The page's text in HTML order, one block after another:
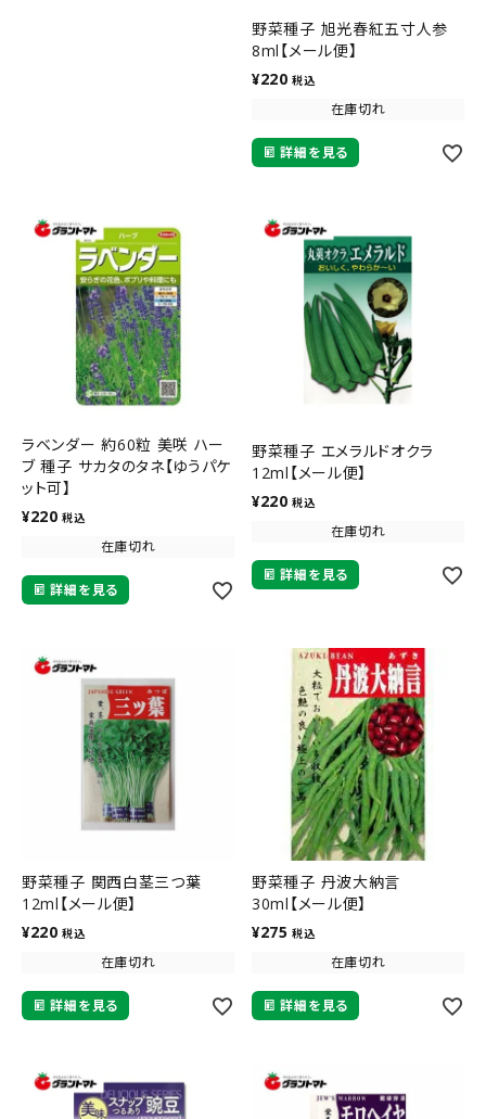
野菜種子 旭光春紅五寸人参
8ml【メール便】
¥220 税込
在庫切れ
詳細を見る
ラベンダー 約60粒 美咲 ハー
ブ 種子 サカタのタネ【ゆうパケ
ット可】
¥220 税込
在庫切れ
詳細を見る
野菜種子 エメラルドオクラ
12ml【メール便】
¥220 税込
在庫切れ
詳細を見る
野菜種子 関西白茎三つ葉
12ml【メール便】
¥220 税込
在庫切れ
詳細を見る
野菜種子 丹波大納言
30ml【メール便】
¥275 税込
在庫切れ
詳細を見る